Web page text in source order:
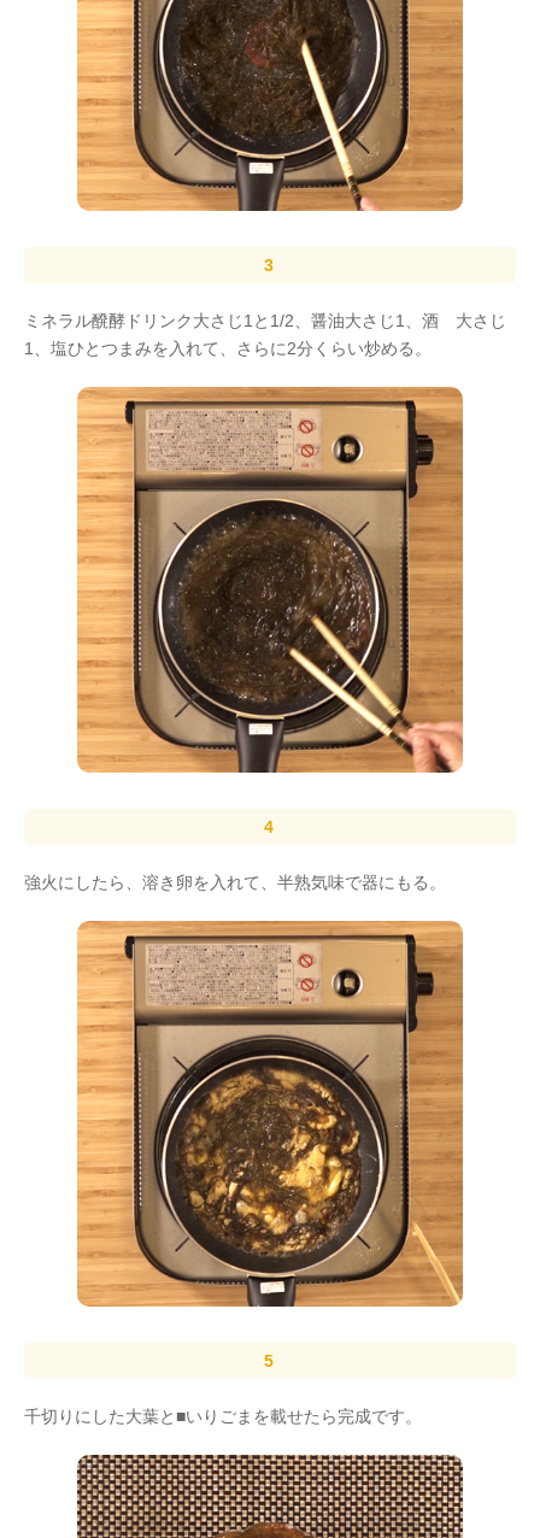
ミネラル醗酵ドリンク大さじ1と1/2、醤油大さじ1、酒 大さじ
1、塩ひとつまみを入れて、さらに2分くらい炒める。
強火にしたら、溶き卵を入れて、半熟気味で器にもる。
千切りにした大葉と■いりごまを載せたら完成です。